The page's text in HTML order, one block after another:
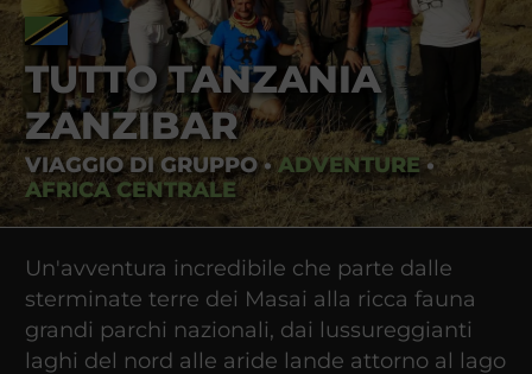
TUTTO TANZANIA
ZANZIBAR
VIAGGIO DI GRUPPO•ADVENTURE•
AFRICA CENTRALE
Un'avventura incredibile che parte dalle
sterminate terre dei Masai alla ricca fauna
grandi parchi nazionali, dai lussureggianti
laghi del nord alle aride lande attorno al lago